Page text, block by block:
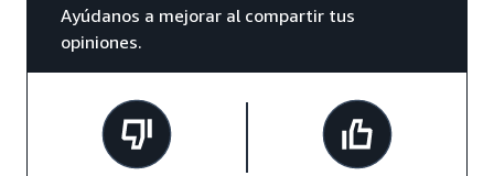
Ayúdanos a mejorar al compartir tus
opiniones.